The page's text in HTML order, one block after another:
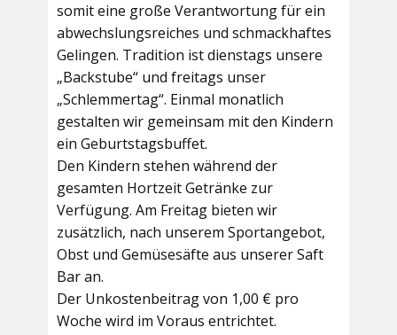
somit eine große Verantwortung für ein
abwechslungsreiches und schmackhaftes
Gelingen. Tradition ist dienstags unsere
„Backstube“ und freitags unser
„Schlemmertag“. Einmal monatlich
gestalten wir gemeinsam mit den Kindern
ein Geburtstagsbuffet.
Den Kindern stehen während der
gesamten Hortzeit Getränke zur
Verfügung. Am Freitag bieten wir
zusätzlich, nach unserem Sportangebot,
Obst und Gemüsesäfte aus unserer Saft
Bar an.
Der Unkostenbeitrag von 1,00 € pro
Woche wird im Voraus entrichtet.